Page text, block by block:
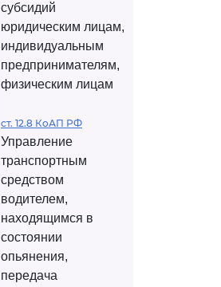
субсидий
юридическим лицам,
индивидуальным
предпринимателям,
физическим лицам
ст. 12.8 КоАП РФ
Управление
транспортным
средством
водителем,
находящимся в
состоянии
опьянения,
передача